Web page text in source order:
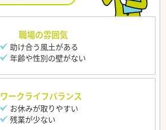
職場の雰囲気
助け合う風土がある
年齢や性別の壁がない
ワークライフバランス
お休みが取りやすい
残業が少ない